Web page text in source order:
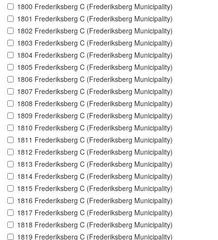
1800 Frederiksberg C (Frederiksberg Municipality)
1801 Frederiksberg C (Frederiksberg Municipality)
1802 Frederiksberg C (Frederiksberg Municipality)
1803 Frederiksberg C (Frederiksberg Municipality)
1804 Frederiksberg C (Frederiksberg Municipality)
1805 Frederiksberg C (Frederiksberg Municipality)
1806 Frederiksberg C (Frederiksberg Municipality)
1807 Frederiksberg C (Frederiksberg Municipality)
1808 Frederiksberg C (Frederiksberg Municipality)
1809 Frederiksberg C (Frederiksberg Municipality)
1810 Frederiksberg C (Frederiksberg Municipality)
1811 Frederiksberg C (Frederiksberg Municipality)
1812 Frederiksberg C (Frederiksberg Municipality)
1813 Frederiksberg C (Frederiksberg Municipality)
1814 Frederiksberg C (Frederiksberg Municipality)
1815 Frederiksberg C (Frederiksberg Municipality)
1816 Frederiksberg C (Frederiksberg Municipality)
1817 Frederiksberg C (Frederiksberg Municipality)
1818 Frederiksberg C (Frederiksberg Municipality)
1819 Frederiksberg C (Frederiksberg Municipality)